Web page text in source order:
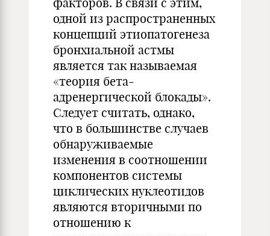
одной из распространенных
концепций этиопатогенеза
бронхиальной астмы
является так называемая
«теория бета-
адренергической блокады».
Следует считать, однако,
что в большинстве случаев
обнаруживаемые
изменения в соотношении
компонентов системы
циклических нуклеотидов
являются вторичными по
отношению к